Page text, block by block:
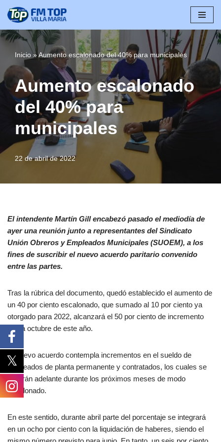
al
contenido
Inicio»Aumento escalonado del 40% para municipales
Aumento escalonado
del 40% para
municipales
22 de abril de 2022
El intendente Martín Gill encabezó pasado el mediodía de
ayer una reunión junto a representantes del Sindicato
Unión Obreros y Empleados Municipales (SUOEM), a los
fines de suscribir el nuevo acuerdo paritario convenido
entre las partes.
Tras la rúbrica del documento, quedó establecido el aumento de
un 40 por ciento escalonado, que sumado al 10 por ciento ya
otorgado para 2022, alcanzará el 50 por ciento de incremento
hasta octubre de este año.
El nuevo acuerdo contempla incrementos en el sueldo de
empleados de planta permanente y contratados, los cuales se
llevarán adelante durante los próximos meses de modo
escalonado.
En este sentido, durante abril parte del porcentaje se integrará
en un ocho por ciento con la liquidación de haberes, siendo el